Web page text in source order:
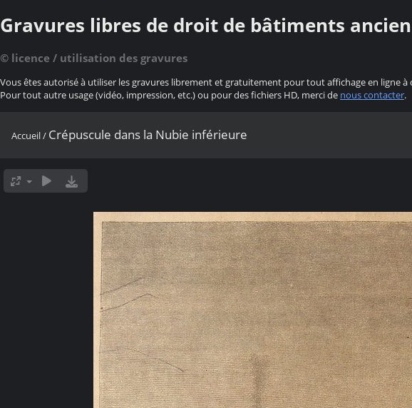
Gravures libres de droit de bâtiments
© licence / utilisation des gravures
Vous êtes autorisé à utiliser les gravures librement et gratuitement pour tout affichage en ligne
Pour tout autre usage (vidéo, impression, etc.) ou pour des fichiers HD, merci de nous contacter.
Accueil/ Crépuscule dans la Nubie inférieure